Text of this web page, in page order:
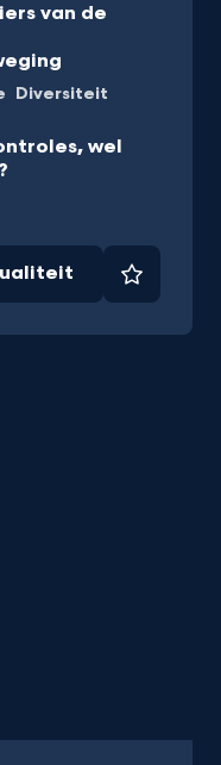
van de
Diversiteit
wel
Favoriet